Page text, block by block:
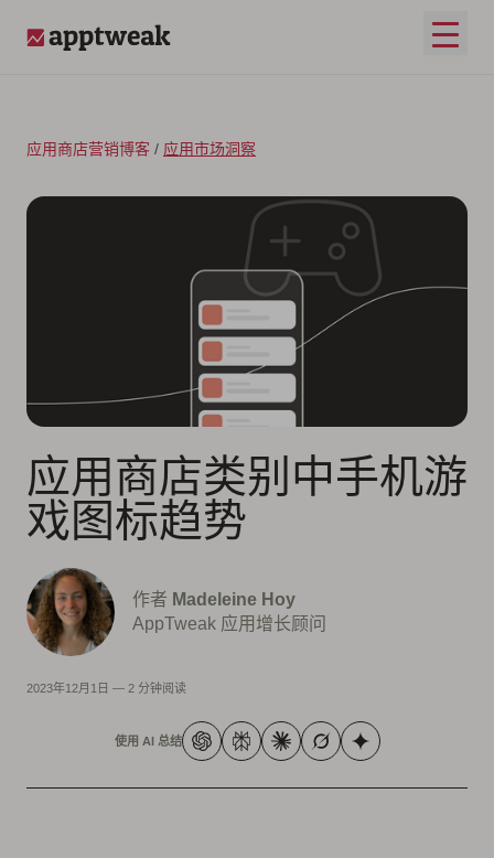
打开
应用商店营销博客 / 应用市场洞察
应用商店类别中手机游
戏图标趋势
作者 Madeleine Hoy
AppTweak 应用增长顾问
2023年12月1日 — 2 分钟阅读
使用 AI 总结